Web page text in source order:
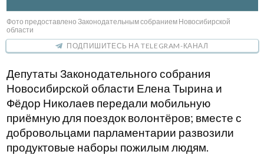
Фото предоставлено Законодательным собранием Новосибирской
области
ПОДПИШИТЕСЬ НА TELEGRAM-КАНАЛ
Депутаты Законодательного собрания
Новосибирской области Елена Тырина и
Фёдор Николаев передали мобильную
приёмную для поездок волонтёров; вместе с
добровольцами парламентарии развозили
продуктовые наборы пожилым людям.